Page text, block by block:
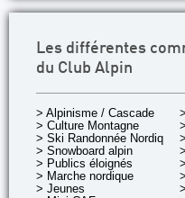
Les différentes
du Club Alpin
> Alpinisme / Cascade
> Culture Montagne
> Ski Randonnée Nordique
> Snowboard alpin
> Publics éloignés
> Marche nordique
> Jeunes